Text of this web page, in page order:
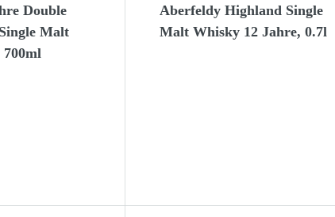
Double
Malt
700ml
Aberfeldy Highland Single
Malt Whisky 12 Jahre, 0.7l